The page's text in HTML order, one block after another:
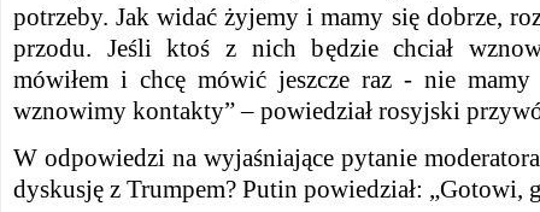
potrzeby. Jak widać żyjemy i mamy się dobrze,
przodu. Jeśli ktoś z nich będzie chciał
mówiłem i chcę mówić jeszcze raz - nie
wznowimy kontakty” – powiedział rosyjski
W odpowiedzi na wyjaśniające pytanie
dyskusję z Trumpem? Putin powiedział: „Gotowi,